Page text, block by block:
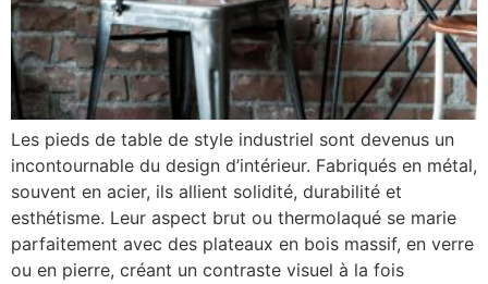
Les pieds de table de style industriel sont devenus un
incontournable du design d’intérieur. Fabriqués en métal,
souvent en acier, ils allient solidité, durabilité et
esthétisme. Leur aspect brut ou thermolaqué se marie
parfaitement avec des plateaux en bois massif, en verre
ou en pierre, créant un contraste visuel à la fois